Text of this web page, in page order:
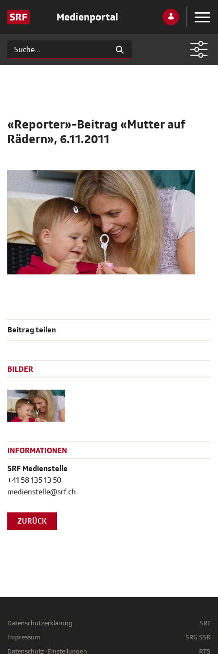
Medienportal
«Reporter»-Beitrag «Mutter auf
Rädern», 6.11.2011
Beitrag teilen
BILDER
INFORMATIONEN
SRF Medienstelle
+41 58 135 13 50
medienstelle@srf.ch
ZURÜCK
Datenschutzerklärung
Impressum
Datenschutz-Einstellungen
SRF
SRG SSR
RTS